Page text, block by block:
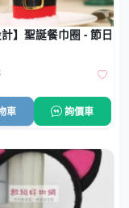
計】聖誕餐巾圈 - 節日餐
車 詢價車